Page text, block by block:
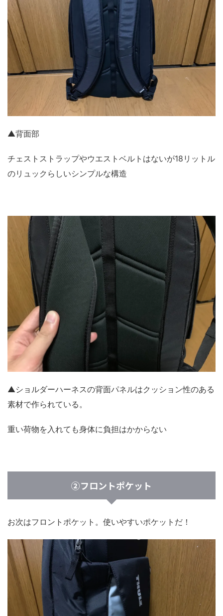
▲背面部
チェストストラップやウエストベルトはないが18リットル
のリュックらしいシンプルな構造
▲ショルダーハーネスの背面パネルはクッション性のある
素材で作られている。
重い荷物を入れても身体に負担はかからない
②フロントポケット
お次はフロントポケット。使いやすいポケットだ！